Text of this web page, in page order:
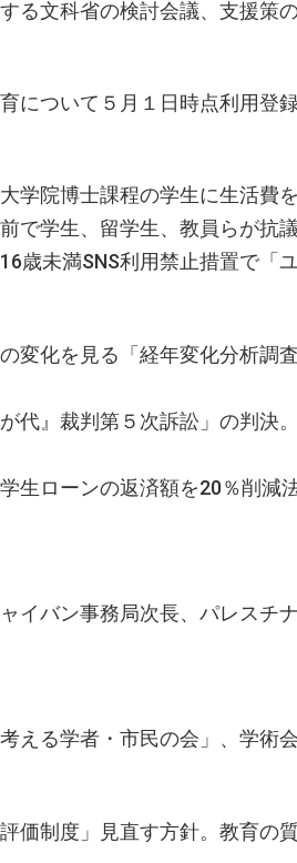
る文科省の検討会議、支援策
について５月１日時点利用登
学院博士課程の学生に生活費
で学生、留学生、教員らが抗議
歳未満SNS利用禁止措置で「
変化を見る「経年変化分析調
代』裁判第５次訴訟」の判決
生ローンの返済額を20％削減
イバン事務局次長、パレスチ
える学者・市民の会」、学術
価制度」見直す方針。教育の